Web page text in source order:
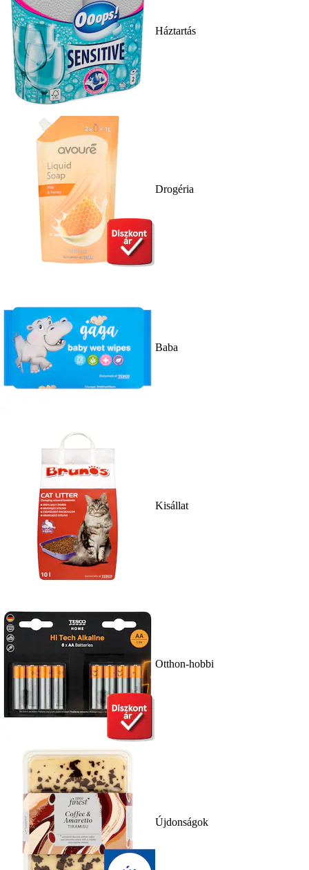
Háztartás
Drogéria
Baba
Kisállat
Otthon-hobbi
Újdonságok